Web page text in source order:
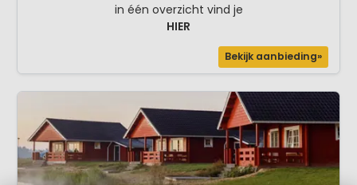
in één overzicht vind je
HIER
Bekijk aanbieding»